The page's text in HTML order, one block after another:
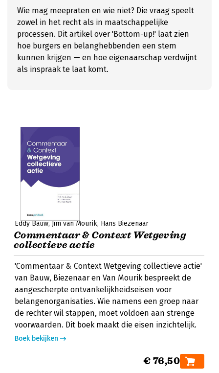
Wie mag meepraten en wie niet? Die vraag speelt
zowel in het recht als in maatschappelijke
processen. Dit artikel over 'Bottom-up!' laat zien
hoe burgers en belanghebbenden een stem
kunnen krijgen — en hoe eigenaarschap verdwijnt
als inspraak te laat komt.
Eddy Bauw Jim van Mourik Hans Biezenaar
Commentaar & Context Wetgeving
collectieve actie
'Commentaar & Context Wetgeving collectieve actie'
van Bauw, Biezenaar en Van Mourik bespreekt de
aangescherpte ontvankelijkheidseisen voor
belangenorganisaties. Wie namens een groep naar
de rechter wil stappen, moet voldoen aan strenge
voorwaarden. Dit boek maakt die eisen inzichtelijk.
Boek bekijken
€ 76,50